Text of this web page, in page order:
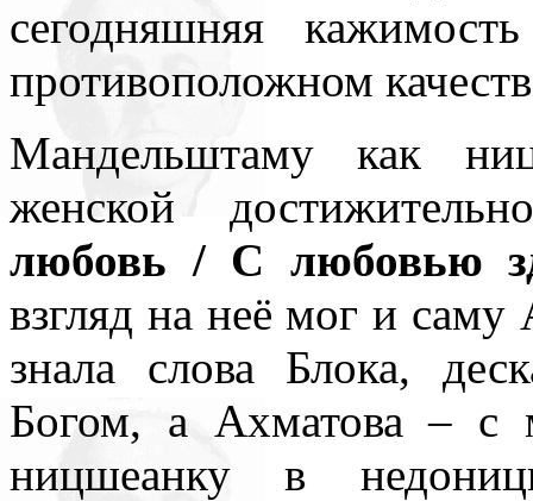
сегодняшняя
противоположном
Мандельштаму как
женской
любовь / С любовью
взгляд на неё мог и
знала слова Блока,
Богом, а Ахматова – с
ницшеанку в